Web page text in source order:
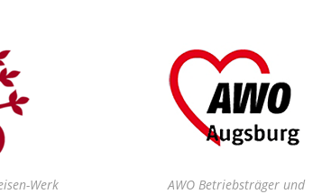
Werk
AWO Betriebsträger und